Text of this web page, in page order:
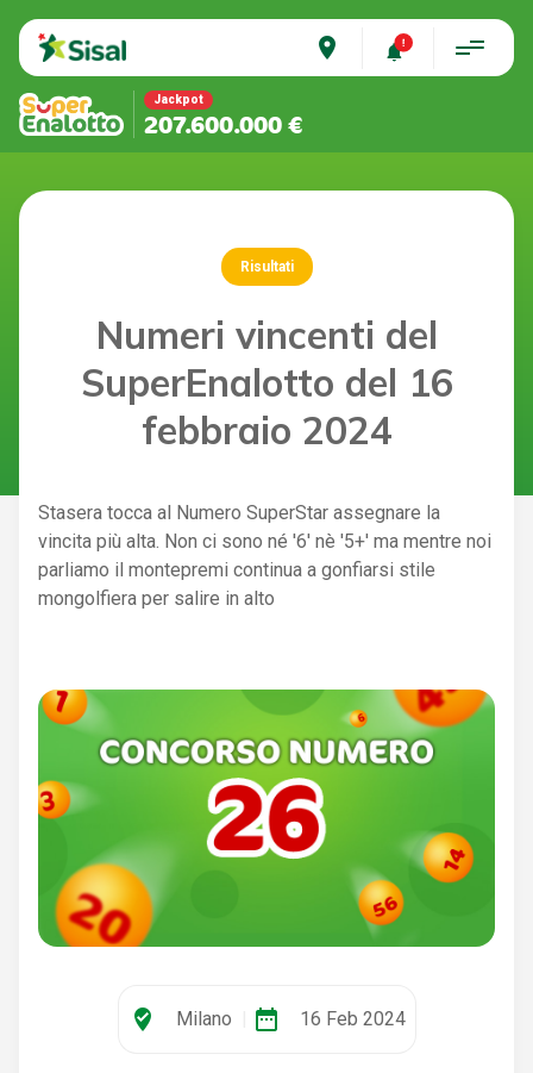
place
Jackpot
207.600.000 €
Risultati
Numeri vincenti del
SuperEnalotto del 16
febbraio 2024
Stasera tocca al Numero SuperStar assegnare la
vincita più alta. Non ci sono né '6' nè '5+' ma mentre noi
parliamo il montepremi continua a gonfiarsi stile
mongolfiera per salire in alto
where_to_vote Milano date_range 16 Feb 2024